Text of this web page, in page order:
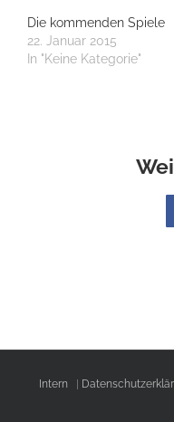
Die kommenden Spiele
22. Januar 2015
In "Keine Kategorie"
Intern